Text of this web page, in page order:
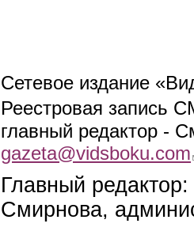
Сетевое издание
Реестровая запись
главный редактор -
gazeta@vidsboku.com
Главный
Смирнова,